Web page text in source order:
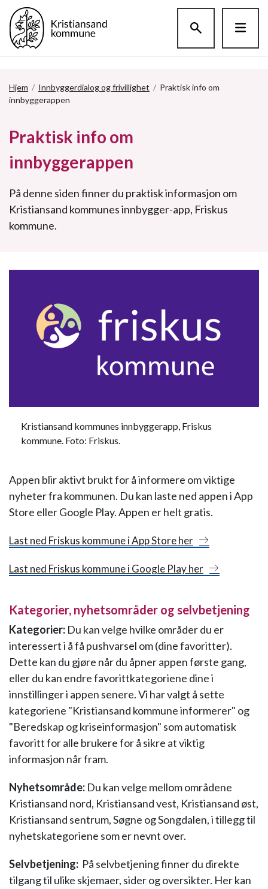
Hjem / Innbyggerdialog og frivillighet / Praktisk info om
innbyggerappen
Praktisk info om
innbyggerappen
På denne siden finner du praktisk informasjon om
Kristiansand kommunes innbygger-app, Friskus
kommune.
Kristiansand kommunes innbyggerapp, Friskus
kommune. Foto: Friskus.
Appen blir aktivt brukt for å informere om viktige
nyheter fra kommunen. Du kan laste ned appen i App
Store eller Google Play. Appen er helt gratis.
Last ned Friskus kommune i App Store her
Last ned Friskus kommune i Google Play her
Kategorier, nyhetsområder og selvbetjening
Kategorier: Du kan velge hvilke områder du er
interessert i å få pushvarsel om (dine favoritter).
Dette kan du gjøre når du åpner appen første gang,
eller du kan endre favorittkategoriene dine i
innstillinger i appen senere. Vi har valgt å sette
kategoriene "Kristiansand kommune informerer" og
"Beredskap og kriseinformasjon" som automatisk
favoritt for alle brukere for å sikre at viktig
informasjon når fram.
Nyhetsområde: Du kan velge mellom områdene
Kristiansand nord, Kristiansand vest, Kristiansand øst,
Kristiansand sentrum, Søgne og Songdalen, i tillegg til
nyhetskategoriene som er nevnt over.
Selvbetjening: På selvbetjening finner du direkte
tilgang til ulike skjemaer, sider og oversikter. Her kan